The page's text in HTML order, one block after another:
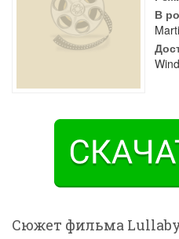
В
Сюжет фильма